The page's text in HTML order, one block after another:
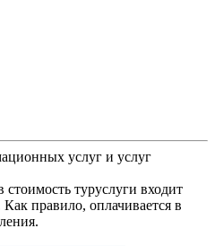
услуг и услуг
туруслуги входит
правило, оплачивается в